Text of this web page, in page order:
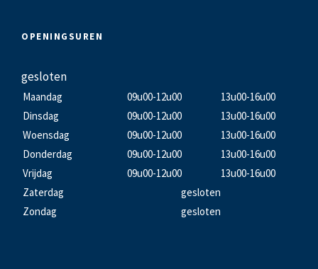
OPENINGSUREN
gesloten
Maandag 09u00-12u00
13u00-16u00
Dinsdag
09u00-12u00
13u00-16u00
Woensdag
09u00-12u00
13u00-16u00
Donderdag
09u00-12u00
13u00-16u00
Vrijdag
09u00-12u00
13u00-16u00
Zaterdag
gesloten
Zondag
gesloten